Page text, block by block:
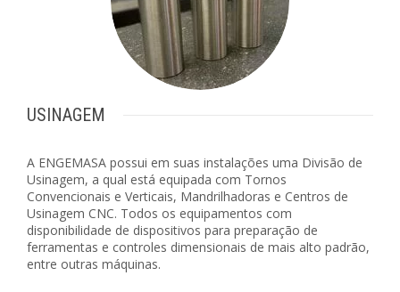
USINAGEM
A ENGEMASA possui em suas instalações uma Divisão de
Usinagem, a qual está equipada com Tornos
Convencionais e Verticais, Mandrilhadoras e Centros de
Usinagem CNC. Todos os equipamentos com
disponibilidade de dispositivos para preparação de
ferramentas e controles dimensionais de mais alto padrão,
entre outras máquinas.